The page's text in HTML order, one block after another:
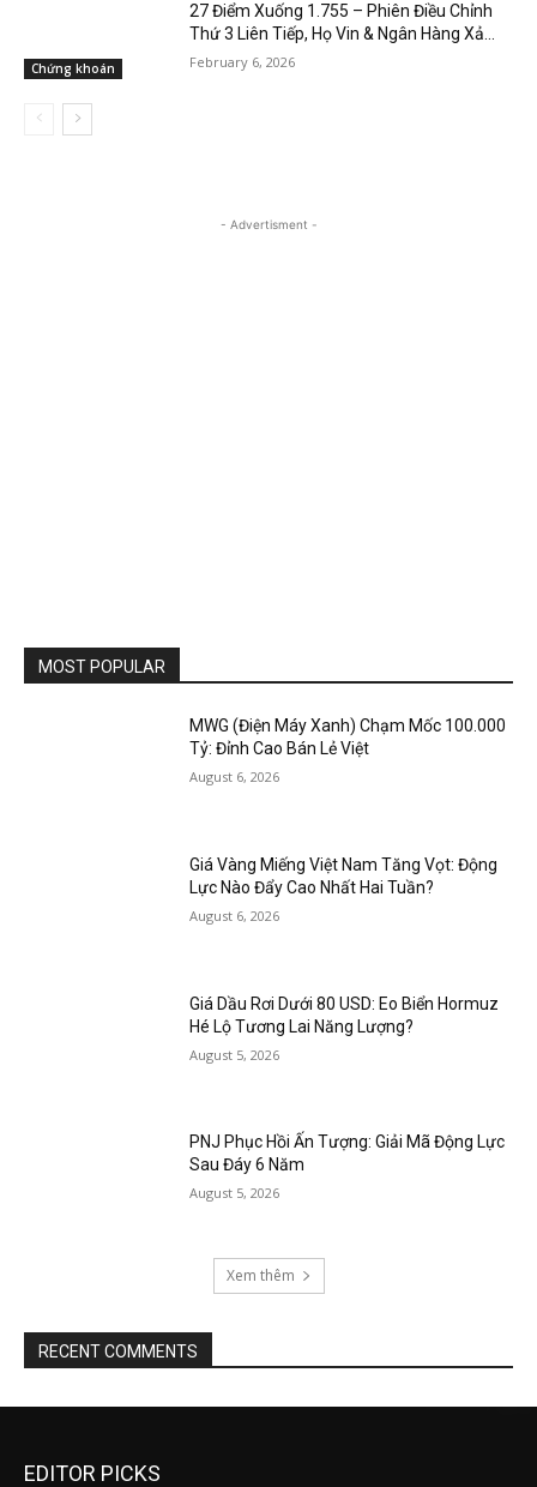
Chứng khoán
27 Điểm Xuống 1.755 – Phiên Điều Chỉnh
Thứ 3 Liên Tiếp, Họ Vin & Ngân Hàng Xả...
February 6, 2026
- Advertisment -
MOST POPULAR
MWG (Điện Máy Xanh) Chạm Mốc 100.000
Tỷ: Đỉnh Cao Bán Lẻ Việt
August 6, 2026
Giá Vàng Miếng Việt Nam Tăng Vọt: Động
Lực Nào Đẩy Cao Nhất Hai Tuần?
August 6, 2026
Giá Dầu Rơi Dưới 80 USD: Eo Biển Hormuz
Hé Lộ Tương Lai Năng Lượng?
August 5, 2026
PNJ Phục Hồi Ấn Tượng: Giải Mã Động Lực
Sau Đáy 6 Năm
August 5, 2026
Xem thêm
RECENT COMMENTS
EDITOR PICKS